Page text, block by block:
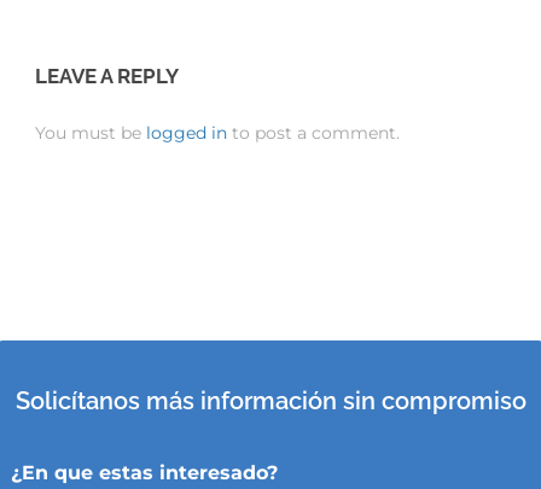
LEAVE A REPLY
You must be logged in to post a comment.
Solicítanos más información sin compromiso
¿En que estas interesado?